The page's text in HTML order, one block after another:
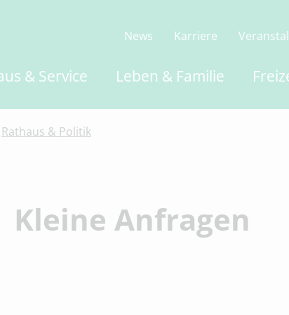
& Service Leben & Familie
News Karriere
Rathaus & Politik
Kleine Anfragen